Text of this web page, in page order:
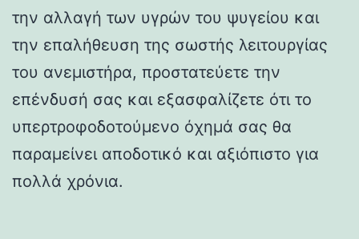
την αλλαγή των υγρών του ψυγείου και
την επαλήθευση της σωστής λειτουργίας
του ανεμιστήρα, προστατεύετε την
επένδυσή σας και εξασφαλίζετε ότι το
υπερτροφοδοτούμενο όχημά σας θα
παραμείνει αποδοτικό και αξιόπιστο για
πολλά χρόνια.